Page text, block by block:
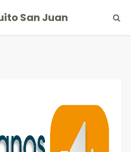
San Juan